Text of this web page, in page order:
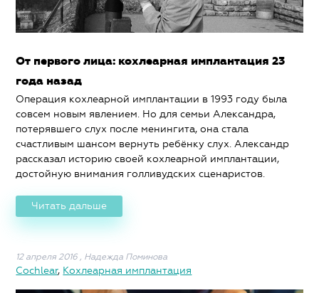
От первого лица: кохлеарная имплантация 23
года назад
Операция кохлеарной имплантации в 1993 году была
совсем новым явлением. Но для семьи Александра,
потерявшего слух после менингита, она стала
счастливым шансом вернуть ребёнку слух. Александр
рассказал историю своей кохлеарной имплантации,
достойную внимания голливудских сценаристов.
Читать дальше
12 апреля 2016 , Надежда Поминова
Cochlear, Кохлеарная имплантация